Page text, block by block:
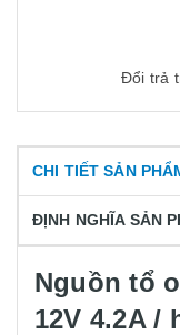
Đổi trả
CHI TIẾT SẢN
ĐỊNH NGHĨA SẢN
Nguồn tổ
12V 4.2A /